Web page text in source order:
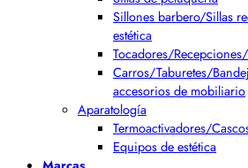
Sillones barbero/Sillas
estética
Tocadores/
Carros/Taburetes/
accesorios de mobiliario
Aparatología
Termoactivadores/
Equipos de estética